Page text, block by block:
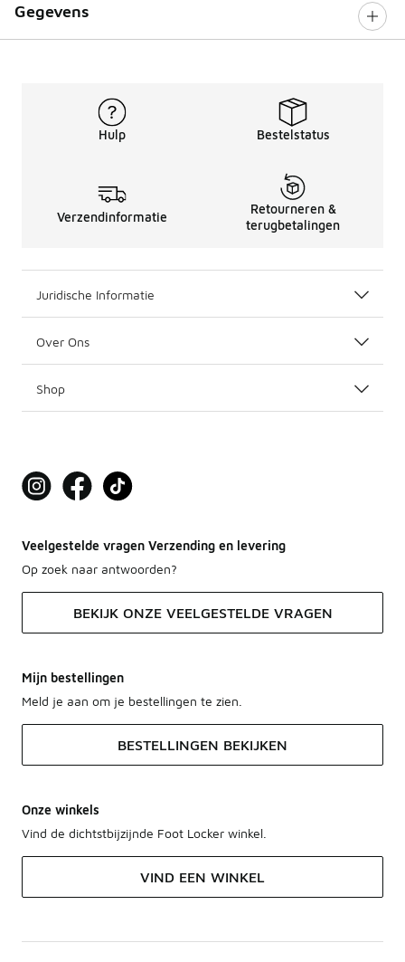
Gegevens
Hulp Bestelstatus
Verzendinformatie
Retourneren &
terugbetalingen
Juridische Informatie
Over Ons
Shop
Veelgestelde vragen Verzending en levering
Op zoek naar antwoorden?
BEKIJK ONZE VEELGESTELDE VRAGEN
Mijn bestellingen
Meld je aan om je bestellingen te zien.
BESTELLINGEN BEKIJKEN
Onze winkels
Vind de dichtstbijzijnde Foot Locker winkel.
VIND EEN WINKEL